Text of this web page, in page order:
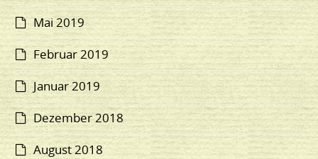
Mai 2019
Februar 2019
Januar 2019
Dezember 2018
August 2018